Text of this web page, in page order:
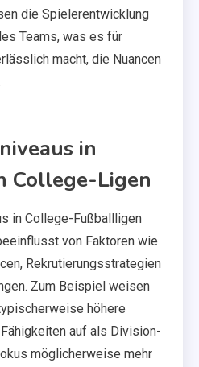
die Spielerentwicklung
Teams, was es für
macht, die Nuancen
in
College-Ligen
in College-Fußballligen
von Faktoren wie
Rekrutierungsstrategien
Zum Beispiel weisen
höhere
auf als Division-
möglicherweise mehr